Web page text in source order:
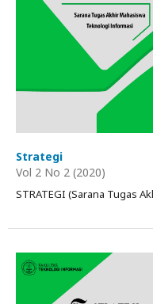
Strategi
Vol 2 No 2 (2020)
STRATEGI (Sarana Tugas